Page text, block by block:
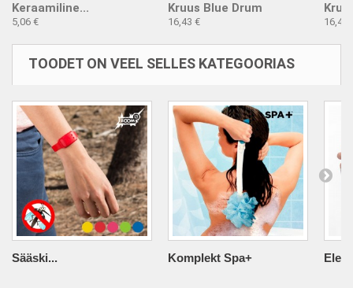
Keraamiline...
5,06 €
Kruus Blue Drum
16,43 € 16,43
TOODET ON VEEL SELLES KATEGOORIAS
Sääski... Komplekt Spa+